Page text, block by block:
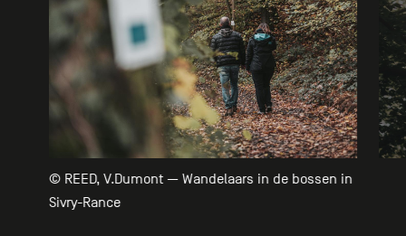
© REED, V.Dumont — Wandelaars in de bossen in
Sivry-Rance